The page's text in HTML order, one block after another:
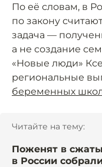
По её словам, в
по закону
задача —
а не создание
«Новые люди»
региональные
беременных
Читайте на тему:
Поженят в
в России